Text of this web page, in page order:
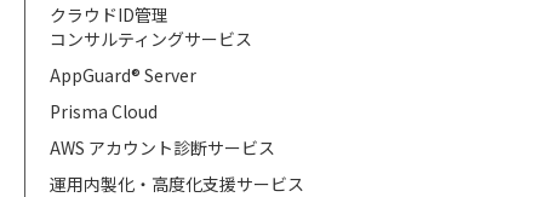
クラウドID管理
コンサルティングサービス
AppGuard® Server
Prisma Cloud
AWS アカウント診断サービス
運用内製化・高度化支援サービス